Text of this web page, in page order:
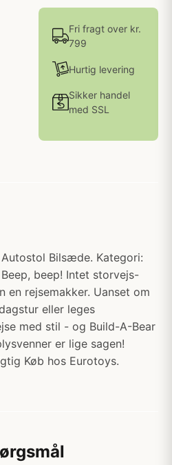
Fri fragt over kr.
799
Hurtig levering
Sikker handel
med SSL
Bilsæde. Kategori:
beep! Intet storvejs-
en rejsemakker. Uanset om
eller leges
med stil - og Build-A-Bear
er lige sagen!
Køb hos Eurotoys.